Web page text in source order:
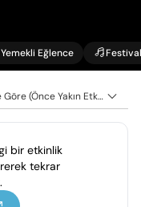
Yemekli Eğlence Festival
Tarihe Göre (Önce Yakın Etkinlikler)
bir etkinlik
tekrar